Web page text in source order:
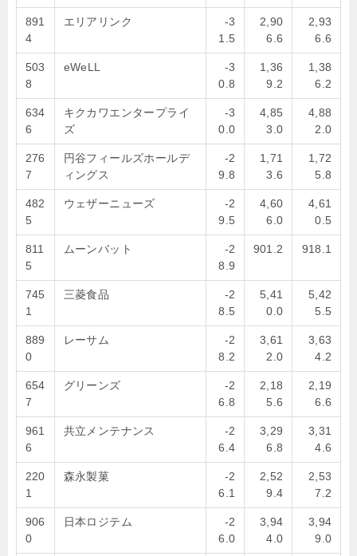
891
4
エリアリンク
-3
1.5
2,90
6.6
2,93
6.6
503
8
eWeLL
-3
0.8
1,36
9.2
1,38
6.2
634
6
キクカワエンタープライ
ズ
-3
0.0
4,85
3.0
4,88
2.0
276
7
円谷フィールズホールデ
ィングス
-2
9.8
1,71
3.6
1,72
5.8
482
5
ウェザーニューズ
-2
9.5
4,60
6.0
4,61
0.5
811
5
ムーンバット
-2
8.9
901.2 918.1
745
1
三菱食品
-2
8.5
5,41
0.0
5,42
5.5
889
0
レーサム
-2
8.2
3,61
2.0
3,63
4.2
654
7
グリーンズ
-2
6.8
2,18
5.6
2,19
6.6
961
6
共立メンテナンス
-2
6.4
3,29
6.8
3,31
4.6
220
1
森永製菓
-2
6.1
2,52
9.4
2,53
7.2
906
0
日本ロジテム
-2
6.0
3,94
4.0
3,94
9.0